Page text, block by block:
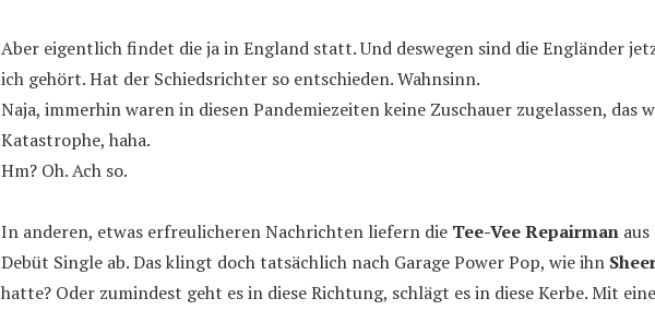
Aber eigentlich findet die ja in England statt. Und deswegen sind die Engländer
ich gehört. Hat der Schiedsrichter so entschieden. Wahnsinn.
Naja, immerhin waren in diesen Pandemiezeiten keine Zuschauer zugelassen, das
Katastrophe, haha.
Hm? Oh. Ach so.
In anderen, etwas erfreulicheren Nachrichten liefern die Tee-Vee Repairman
Debüt Single ab. Das klingt doch tatsächlich nach Garage Power Pop, wie ihn
hatte? Oder zumindest geht es in diese Richtung, schlägt es in diese Kerbe. Mit